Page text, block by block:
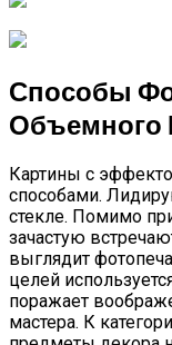
Способы
Объемного
Картины с
способами.
стекле. Помимо
зачастую
выглядит
целей
поражает
мастера. К